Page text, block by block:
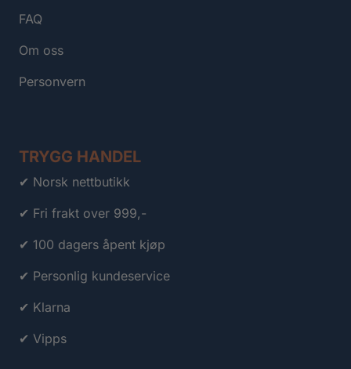
FAQ
Om oss
Personvern
TRYGG HANDEL
✔ Norsk nettbutikk
✔ Fri frakt over 999,-
✔ 100 dagers åpent kjøp
✔ Personlig kundeservice
✔ Klarna
✔ Vipps